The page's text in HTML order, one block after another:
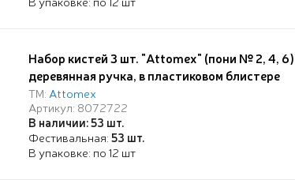
Набор кистей 3 шт. "Attomex" (пони № 2, 4, 6)
деревянная ручка, в пластиковом блистере
ТМ: Attomex
Артикул: 8072722
В наличии: 53 шт.
Фестивальная:53 шт.
В упаковке: по 12 шт